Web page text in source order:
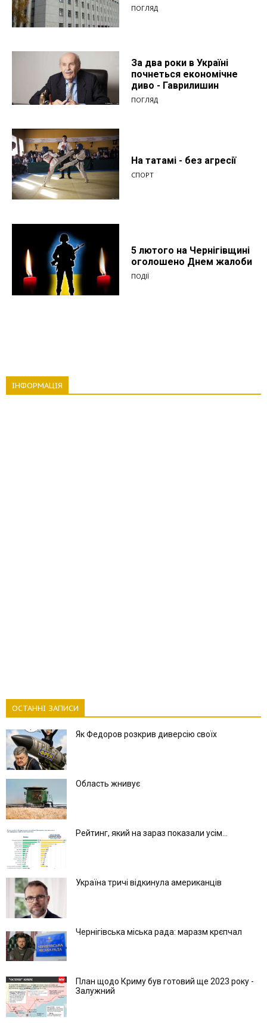
ПОГЛЯД
За два роки в Україні
почнеться економічне
диво - Гаврилишин
ПОГЛЯД
На татамі - без агресії
СПОРТ
5 лютого на Чернігівщині
оголошено Днем жалоби
ПОДІЇ
ІНФОРМАЦІЯ
ОСТАННІ ЗАПИСИ
Як Федоров розкрив диверсію своїх
Область жнивує
Рейтинг, який на зараз показали усім...
Україна тричі відкинула американців
Чернігівська міська рада: маразм крєпчал
План щодо Криму був готовий ще 2023 року -
Залужний